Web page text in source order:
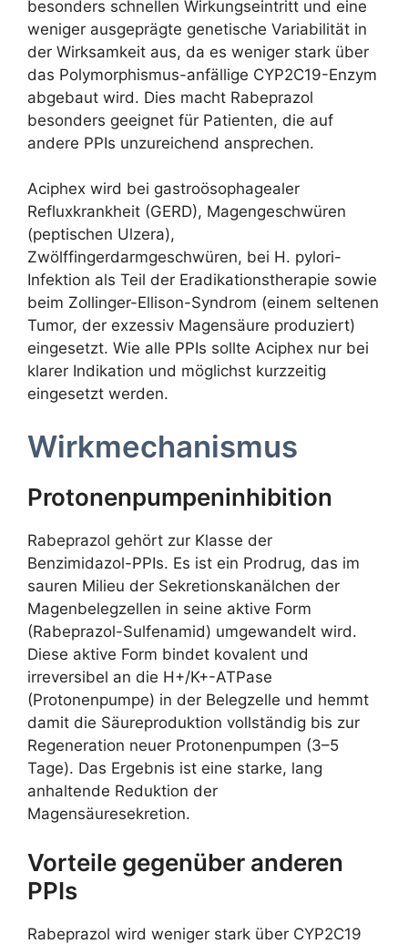
besonders schnellen Wirkungseintritt und eine
weniger ausgeprägte genetische Variabilität in
der Wirksamkeit aus, da es weniger stark über
das Polymorphismus-anfällige CYP2C19-Enzym
abgebaut wird. Dies macht Rabeprazol
besonders geeignet für Patienten, die auf
andere PPIs unzureichend ansprechen.
Aciphex wird bei gastroösophagealer
Refluxkrankheit (GERD), Magengeschwüren
(peptischen Ulzera),
Zwölffingerdarmgeschwüren, bei H. pylori-
Infektion als Teil der Eradikationstherapie sowie
beim Zollinger-Ellison-Syndrom (einem seltenen
Tumor, der exzessiv Magensäure produziert)
eingesetzt. Wie alle PPIs sollte Aciphex nur bei
klarer Indikation und möglichst kurzzeitig
eingesetzt werden.
Wirkmechanismus
Protonenpumpeninhibition
Rabeprazol gehört zur Klasse der
Benzimidazol-PPIs. Es ist ein Prodrug, das im
sauren Milieu der Sekretionskanälchen der
Magenbelegzellen in seine aktive Form
(Rabeprazol-Sulfenamid) umgewandelt wird.
Diese aktive Form bindet kovalent und
irreversibel an die H+/K+-ATPase
(Protonenpumpe) in der Belegzelle und hemmt
damit die Säureproduktion vollständig bis zur
Regeneration neuer Protonenpumpen (3–5
Tage). Das Ergebnis ist eine starke, lang
anhaltende Reduktion der
Magensäuresekretion.
Vorteile gegenüber anderen
PPIs
Rabeprazol wird weniger stark über CYP2C19